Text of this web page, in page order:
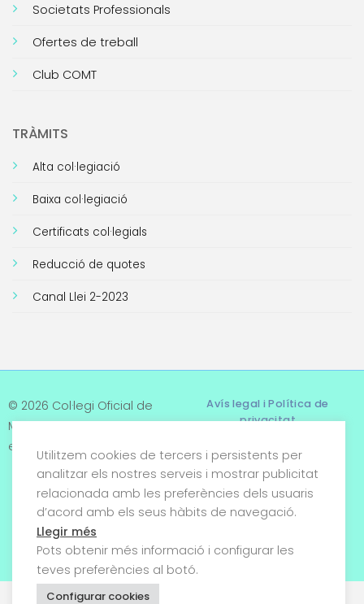
Societats Professionals
Ofertes de treball
Club COMT
TRÀMITS
Alta col·legiació
Baixa col·legiació
Certificats col·legials
Reducció de quotes
Canal Llei 2-2023
© 2026 Col·legi Oficial de
Metges de Tarragona. Tots
els drets reservats
Avís legal i Política de
privacitat
Termes i condicions
Política de cookies
Utilitzem cookies de tercers i persistents per
analitzar els nostres serveis i mostrar publicitat
relacionada amb les preferències dels usuaris
d’acord amb els seus hàbits de navegació.
Llegir més
Pots obtenir més informació i configurar les
teves preferències al botó.
Configurar cookies